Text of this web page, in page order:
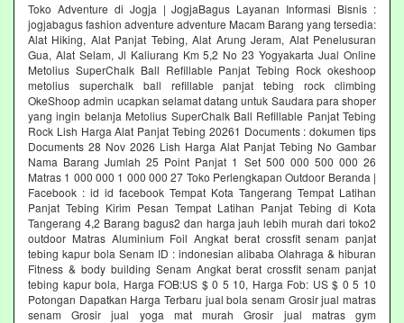
Toko Adventure di Jogja | JogjaBagus Layanan Informasi Bisnis :
jogjabagus fashion adventure adventure Macam Barang yang tersedia:
Alat Hiking, Alat Panjat Tebing, Alat Arung Jeram, Alat Penelusuran
Gua, Alat Selam, Jl Kaliurang Km 5,2 No 23 Yogyakarta Jual Online
Metolius SuperChalk Ball Refillable Panjat Tebing Rock okeshoop
metolius superchalk ball refillable panjat tebing rock climbing
OkeShoop admin ucapkan selamat datang untuk Saudara para shoper
yang ingin belanja Metolius SuperChalk Ball Refillable Panjat Tebing
Rock Lish Harga Alat Panjat Tebing 20261 Documents : dokumen tips
Documents 28 Nov 2026 Lish Harga Alat Panjat Tebing No Gambar
Nama Barang Jumlah 25 Point Panjat 1 Set 500 000 500 000 26
Matras 1 000 000 1 000 000 27 Toko Perlengkapan Outdoor Beranda |
Facebook : id id facebook Tempat Kota Tangerang Tempat Latihan
Panjat Tebing Kirim Pesan Tempat Latihan Panjat Tebing di Kota
Tangerang 4,2 Barang bagus2 dan harga jauh lebih murah dari toko2
outdoor Matras Aluminium Foil Angkat berat crossfit senam panjat
tebing kapur bola Senam ID : indonesian alibaba Olahraga & hiburan
Fitness & body building Senam Angkat berat crossfit senam panjat
tebing kapur bola, Harga FOB:US $ 0 5 10, Harga Fob: US $ 0 5 10
Potongan Dapatkan Harga Terbaru jual bola senam Grosir jual matras
senam Grosir jual yoga mat murah Grosir jual matras gym